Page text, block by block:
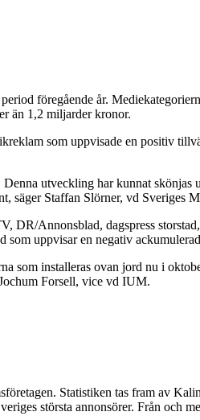
föregående år.
än 1,2 miljarder kronor.
som uppvisade en positiv
utveckling har kunnat skönjas
säger Staffan Slörner, vd Sveriges
DR/Annonsblad, dagspress
som uppvisar en negativ
som installeras ovan jord nu i
Forsell, vice vd IUM.
Statistiken tas fram av
största annonsörer. Från och